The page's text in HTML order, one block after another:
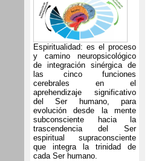
Espiritualidad: es el proceso
y camino neuropsicológico
de integración sinérgica de
las cinco funciones
cerebrales en el
aprehendizaje significativo
del Ser humano, para
evolución desde la mente
subconsciente hacia la
trascendencia del Ser
espiritual supraconsciente
que integra la trinidad de
cada Ser humano.